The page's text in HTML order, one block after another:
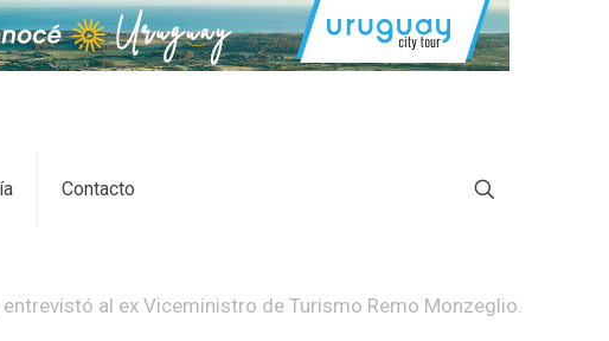
Contacto
al ex Viceministro de Turismo Remo Monzeglio.